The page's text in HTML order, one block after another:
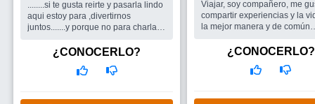
........si te gusta reirte y pasarla lindo
aqui estoy para ,divertirnos
juntos.......y porque no para charlar
que le gusta reirse pero tambien
pensar profundamente ...
estoy buscando una mujer
¿CONOCERLO?
Viajar, soy compañero, me
compartir experiencias y la
la mejor manera y de común
Una mujer
ganas de encontrar la
vivir disfrutando la vida en
¿CONOCERLO?